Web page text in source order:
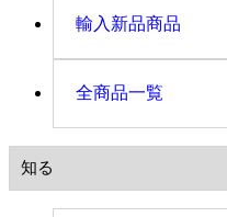
輸入新品商品
全商品一覧
知る